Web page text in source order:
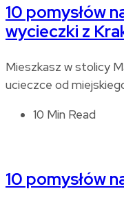
10 pomysłów
wycieczki z
Mieszkasz w stolicy
ucieczce od
10 Min Read
10 pomysłów